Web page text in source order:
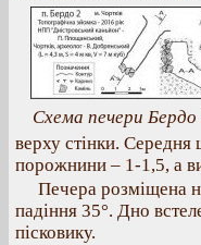
Схема печери Бердо
верху стінки.
порожнини – 1-1,5, а
Печера розміщена
падіння 35°. Дно
пісковику.